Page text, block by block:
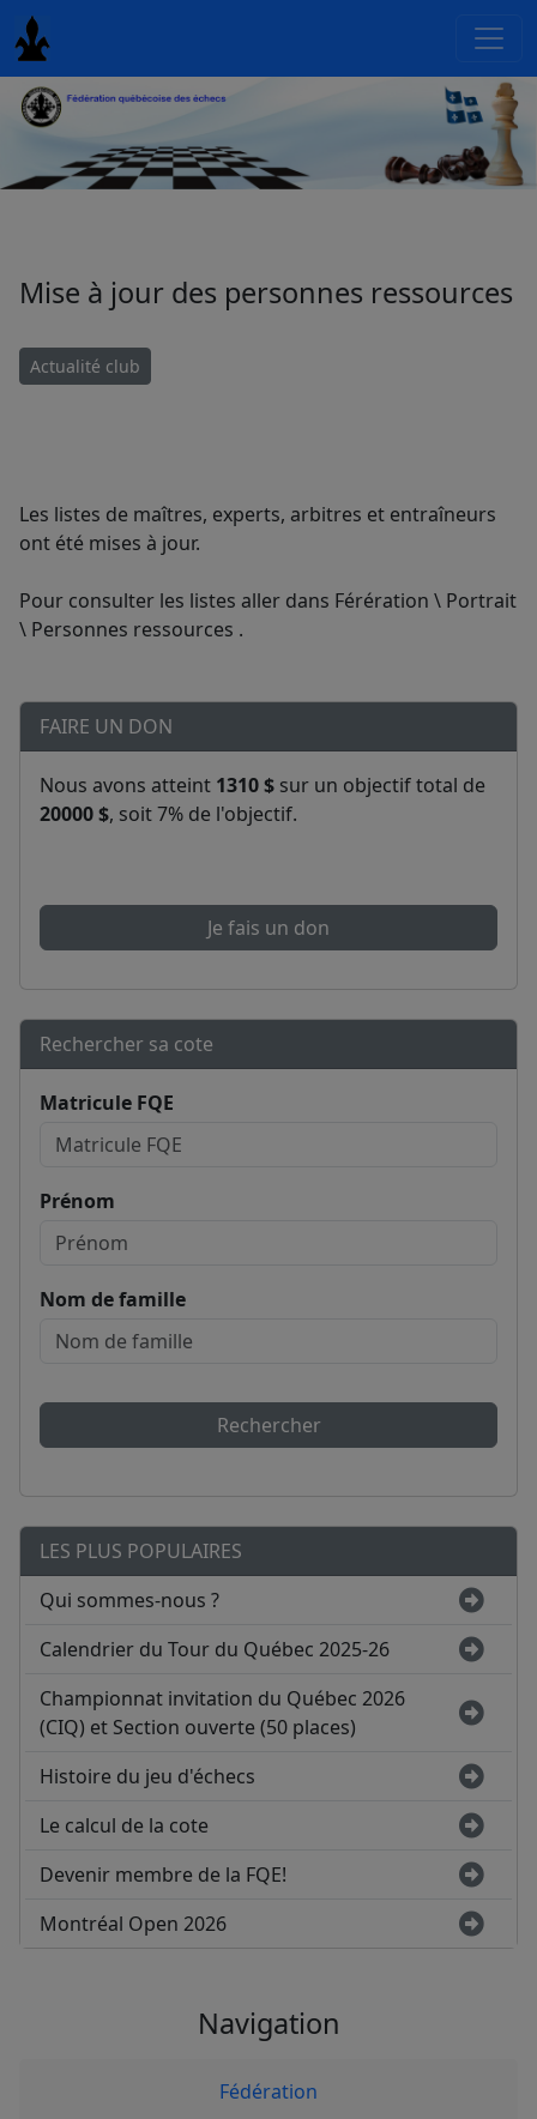
Mise à jour des personnes ressources
Actualité club
Les listes de maîtres, experts, arbitres et entraîneurs
ont été mises à jour.
Pour consulter les listes aller dans Férération \ Portrait
\ Personnes ressources .
FAIRE UN DON
Nous avons atteint 1310 $ sur un objectif total de
20000 $, soit 7% de l'objectif.
Je fais un don
Rechercher sa cote
Matricule FQE
Prénom
Nom de famille
Rechercher
LES PLUS POPULAIRES
Qui sommes-nous ?
Calendrier du Tour du Québec 2025-26
Championnat invitation du Québec 2026
(CIQ) et Section ouverte (50 places)
Histoire du jeu d'échecs
Le calcul de la cote
Devenir membre de la FQE!
Montréal Open 2026
Navigation
Fédération